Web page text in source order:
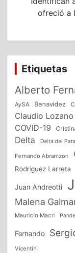
ofreció a
Etiquetas
Alberto
AySA Benavidez
Claudio Lozano
COVID-19
Delta Delta del
Fernando Abramzon
Rodriguez Larreta
Juan Andreotti
Malena
Mauricio Macri
Fernando
Vicentín